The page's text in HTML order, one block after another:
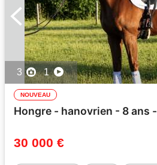
3 1
NOUVEAU
Hongre - hanovrien - 8 ans
30 000 €